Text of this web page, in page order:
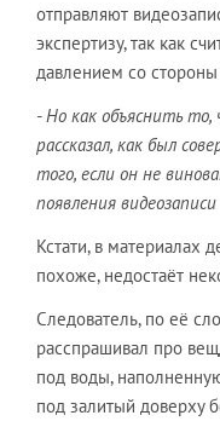
отправляют
экспертизу, так как
давлением со
- Но как объяснить
рассказал, как был
того, если он не
появления
Кстати, в материалах
похоже, недостаёт
Следователь, по её
расспрашивал про
под воды,
под залитый доверху